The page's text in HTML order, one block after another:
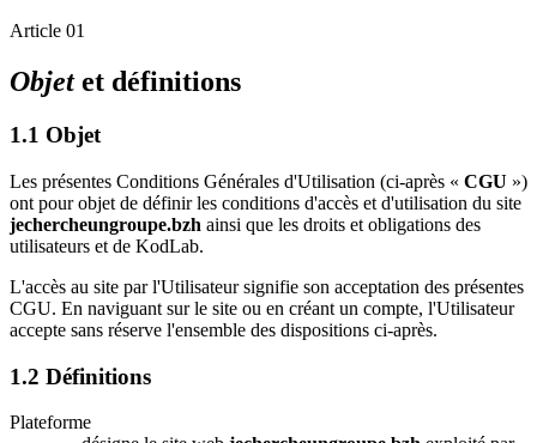
Article 01
Objetet définitions
1.1 Objet
Les présentes Conditions Générales d'Utilisation (ci-après « CGU »)
ont pour objet de définir les conditions d'accès et d'utilisation du site
jechercheungroupe.bzh ainsi que les droits et obligations des
utilisateurs et de KodLab.
L'accès au site par l'Utilisateur signifie son acceptation des présentes
CGU. En naviguant sur le site ou en créant un compte, l'Utilisateur
accepte sans réserve l'ensemble des dispositions ci-après.
1.2 Définitions
Plateforme